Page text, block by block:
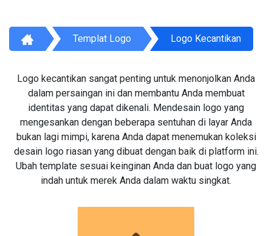
Templat Logo Logo Kecantikan
Logo kecantikan sangat penting untuk menonjolkan Anda
dalam persaingan ini dan membantu Anda membuat
identitas yang dapat dikenali. Mendesain logo yang
mengesankan dengan beberapa sentuhan di layar Anda
bukan lagi mimpi, karena Anda dapat menemukan koleksi
desain logo riasan yang dibuat dengan baik di platform ini.
Ubah template sesuai keinginan Anda dan buat logo yang
indah untuk merek Anda dalam waktu singkat.